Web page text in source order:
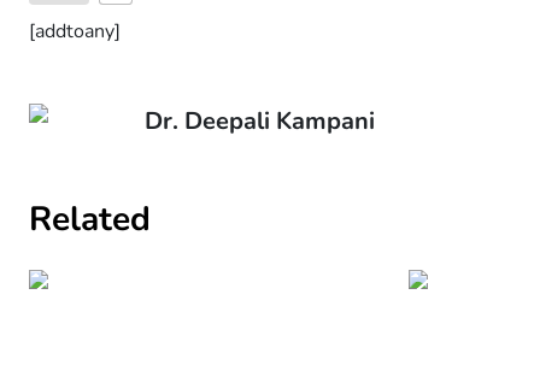
[addtoany]
Dr. Deepali Kampani
Related